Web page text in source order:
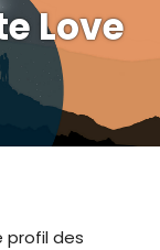
Love
profil des